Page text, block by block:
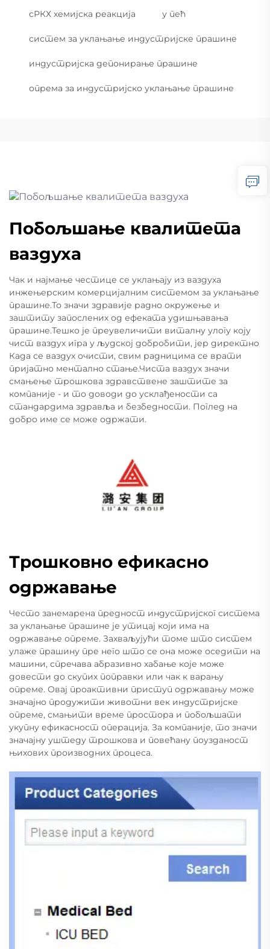
сРКХ хемијска реакција у пећ
систем за уклањање индустријске прашине
индустријска депонирање прашине
опрема за индустријско уклањање прашине
Побољшање квалитета
ваздуха
Чак и најмање честице се уклањају из ваздуха
инжењерским комерцијалним системом за уклањање
прашине.То значи здравије радно окружење и
заштиту запослених од ефеката удишњавања
прашине.Тешко је преувеличити виталну улогу коју
чист ваздух игра у људској добробити, јер директно
Када се ваздух очисти, свим радницима се врати
пријатно ментално стање.Чиста ваздух значи
смањење трошкова здравствене заштите за
компаније - и то доводи до усклађености са
стандардима здравља и безбедности. Поглед на
добро име се може одржати.
Трошковно ефикасно
одржавање
Често занемарена предност индустријског система
за уклањање прашине је утицај који има на
одржавање опреме. Захваљујући томе што систем
улаже прашину пре него што се она може оседити на
машини, спречава абразивно хабање које може
довести до скупих поправки или чак к варању
опреме. Овај проактивни приступ одржавању може
значајно продужити животни век индустријске
опреме, смањити време простора и побољшати
укупну ефикасност операција. За компаније, то значи
значајну уштеду трошкова и повећану поузданост
њихових производних процеса.